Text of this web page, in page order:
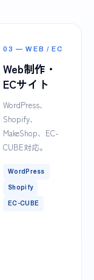
03 — WEB / EC
Web制作・
ECサイト
WordPress、
Shopify、
MakeShop、EC-
CUBE対応。
WordPress
Shopify
EC-CUBE